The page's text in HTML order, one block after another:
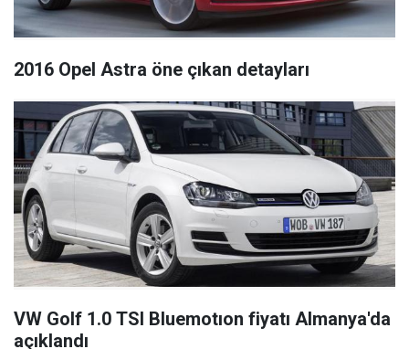
2016 Opel Astra öne çıkan detayları
VW Golf 1.0 TSI Bluemotıon fiyatı Almanya'da
açıklandı